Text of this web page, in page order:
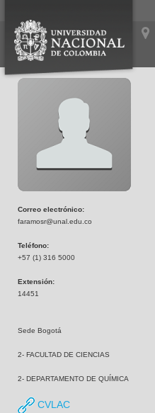
Correo electrónico:
faramosr@unal.edu.co
Teléfono:
+57 (1) 316 5000
Extensión:
14451
Sede Bogotá
2- FACULTAD DE CIENCIAS
2- DEPARTAMENTO DE QUÍMICA
CVLAC